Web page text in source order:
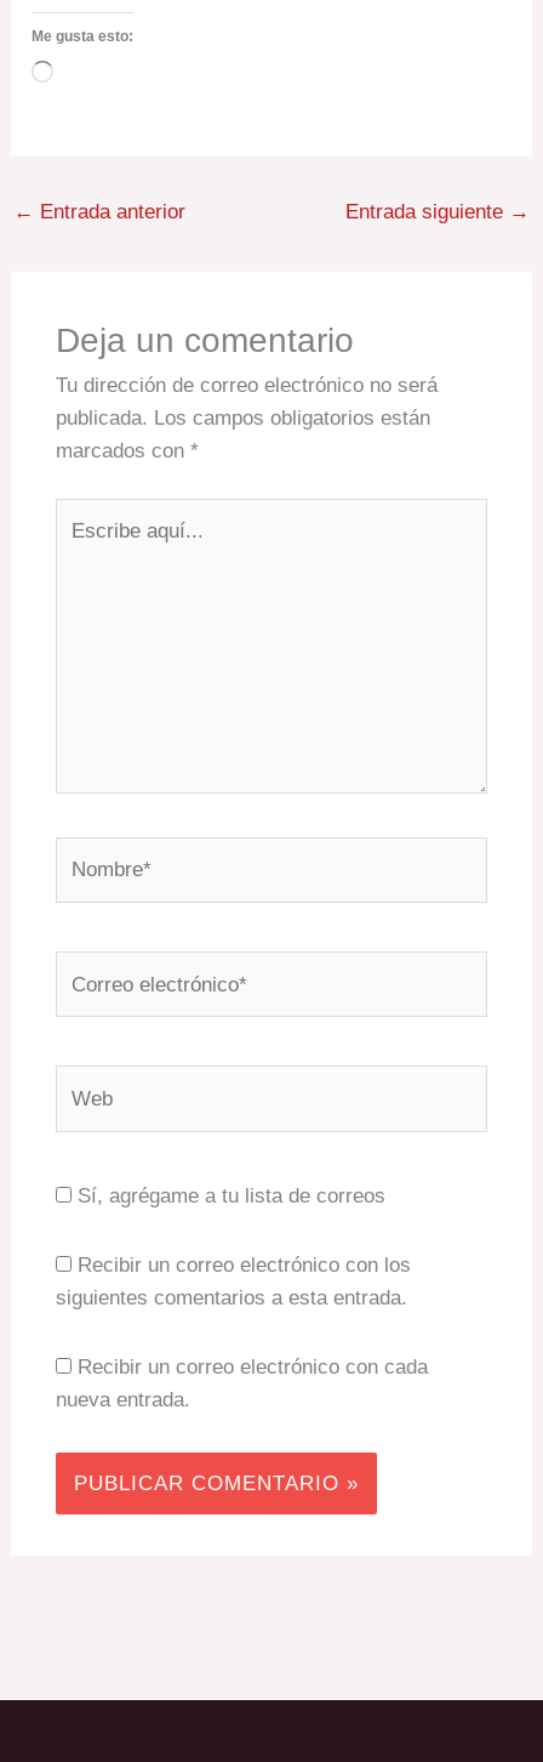
Me gusta esto:
Cargando...
← Entrada anterior Entrada siguiente →
Deja un comentario
Tu dirección de correo electrónico no será
publicada. Los campos obligatorios están
marcados con *
electrónico*
Sí, agrégame a tu lista de correos
Recibir un correo electrónico con los
siguientes comentarios a esta entrada.
Recibir un correo electrónico con cada
nueva entrada.